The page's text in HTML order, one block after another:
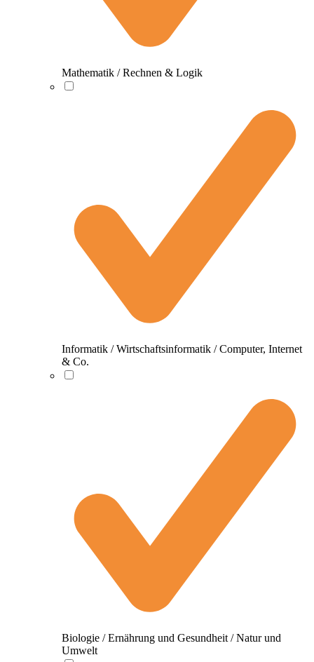
Mathematik / Rechnen & Logik
Informatik / Wirtschaftsinformatik / Computer, Internet
& Co.
Biologie / Ernährung und Gesundheit / Natur und
Umwelt